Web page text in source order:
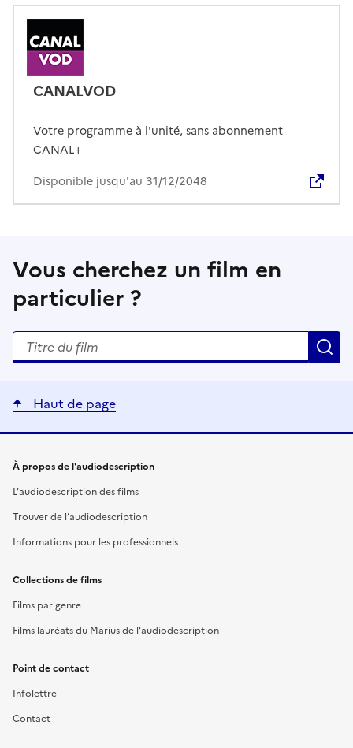
CANALVOD
Votre programme à l'unité, sans abonnement
CANAL+
Disponible jusqu'au 31/12/2048
Vous cherchez un film en
particulier ?
Rechercher un titre de film
Haut de page
Liens utiles
À propos de l'audiodescription
L'audiodescription des films
Trouver de l’audiodescription
Informations pour les professionnels
Collections de films
Films par genre
Films lauréats du Marius de l'audiodescription
Point de contact
Infolettre
Contact